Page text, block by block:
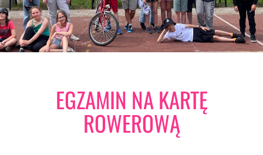
EGZAMIN NA KARTĘ
ROWEROWĄ